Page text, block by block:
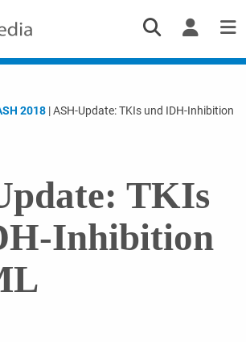
2018| ASH-Update: TKIs und IDH-Inhibition
TKIs
Inhibition